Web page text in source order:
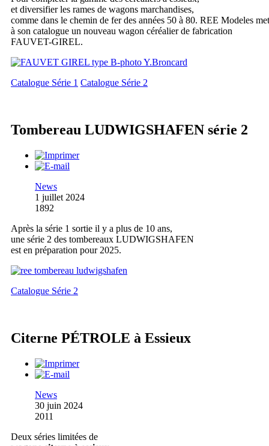
et diversifier les rames de wagons marchandises,
comme dans le chemin de fer des années 50 à 80. REE Modeles met
à son catalogue un nouveau wagon céréalier de fabrication
FAUVET-GIREL.
Catalogue Série 1 Catalogue Série 2
Tombereau LUDWIGSHAFEN série 2
News
1 juillet 2024
1892
Après la série 1 sortie il y a plus de 10 ans,
une série 2 des tombereaux LUDWIGSHAFEN
est en préparation pour 2025.
Catalogue Série 2
Citerne PÉTROLE à Essieux
News
30 juin 2024
2011
Deux séries limitées de